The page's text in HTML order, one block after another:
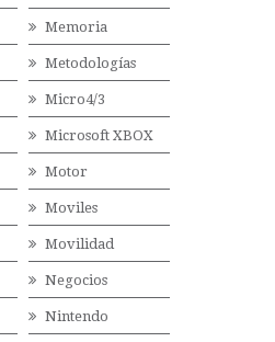
Memoria
Metodologías
Micro4/3
Microsoft XBOX
Motor
Moviles
Movilidad
Negocios
Nintendo